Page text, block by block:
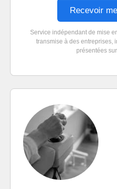
Recevoir
Service indépendant de mise
transmise à des entreprises,
présentées